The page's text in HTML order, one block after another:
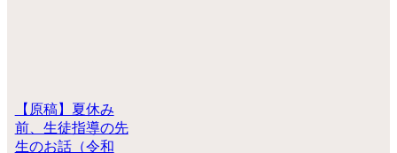
【原稿】夏休み
前、生徒指導の先
生のお話（令和